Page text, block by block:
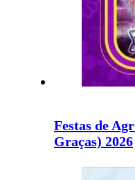
Festas de
Graças) 2026